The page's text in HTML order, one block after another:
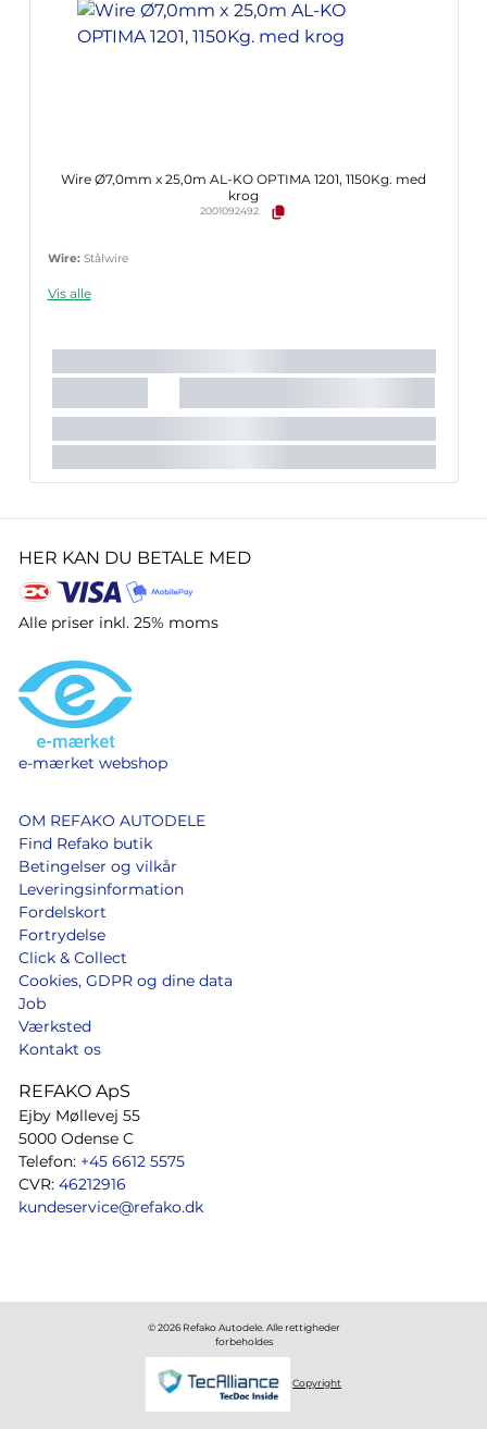
Wire Ø7,0mm x 25,0m AL-KO OPTIMA 1201, 1150Kg. med
krog
2001092492
Wire: Stålwire
Vis alle
HER KAN DU BETALE MED
Alle priser inkl. 25% moms
e-mærket webshop
OM REFAKO AUTODELE
Find Refako butik
Betingelser og vilkår
Leveringsinformation
Fordelskort
Fortrydelse
Click & Collect
Cookies, GDPR og dine data
Job
Værksted
Kontakt os
REFAKO ApS
Ejby Møllevej 55
5000 Odense C
Telefon: +45 6612 5575
CVR: 46212916
kundeservice@refako.dk
© 2026 Refako Autodele. Alle rettigheder
forbeholdes
Copyright